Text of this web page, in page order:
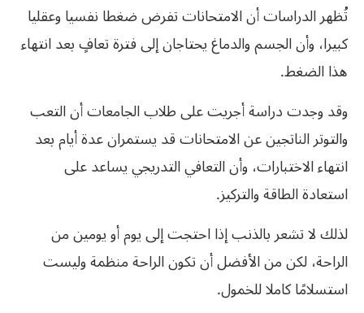
تُظهر الدراسات أن الامتحانات تفرض ضغطا نفسيا وعقليا
كبيرا، وأن الجسم والدماغ يحتاجان إلى فترة تعافٍ بعد انتهاء
هذا الضغط.
وقد وجدت دراسة أجريت على طلاب الجامعات أن التعب
والتوتر الناتجين عن الامتحانات قد يستمران عدة أيام بعد
انتهاء الاختبارات، وأن التعافي التدريجي يساعد على
استعادة الطاقة والتركيز.
لذلك لا تشعر بالذنب إذا احتجت إلى يوم أو يومين من
الراحة، لكن من الأفضل أن تكون الراحة منظمة وليست
استسلامًا كاملا للخمول.